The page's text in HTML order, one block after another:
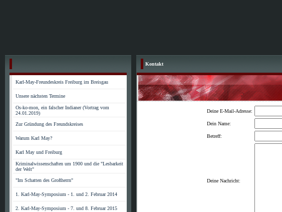
Karl-May-Freundeskreis Freiburg im Breisgau
Unsere nächsten Termine
Os-ko-mon, ein falscher Indianer (Vortrag vom
24.01.2019)
Zur Gründung des Freundskreises
Warum Karl May?
Karl May und Freiburg
Kriminalwissenschaften um 1900 und die "Lesbarkeit
der Welt"
"Im Schatten des Großherrn"
1. Karl-May-Symposium - 1. und 2. Februar 2014
2. Karl-May-Symposium - 7. und 8. Februar 2015
Kontakt
Deine E-Mail-Adresse:
Dein Name:
Betreff:
Deine Nachricht: